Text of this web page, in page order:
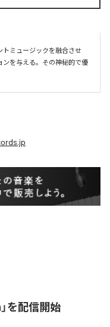
トミュージックを融合させ
ンを与える。その神秘的で優
を配信開始